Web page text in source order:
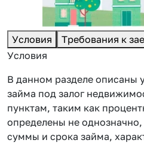
Условия
Требования к
Условия
В данном разделе описаны
займа под залог
пунктам, таким как
определены не однозначно,
суммы и срока займа,